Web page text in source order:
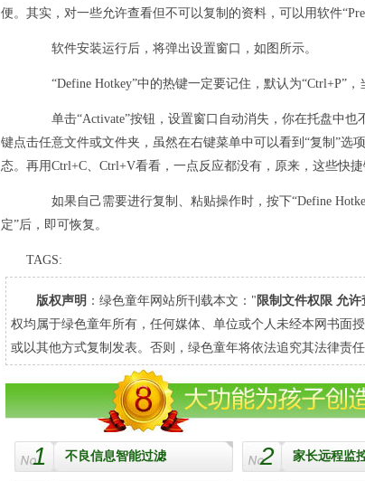
便。其实，对一些允许查看但不可以复制的资料，可以用软件
软件安装运行后，将弹出设置窗口，如图所示。
“Define Hotkey”中的热键一定要记住，默认为“Ctrl+P”，
单击“Activate”按钮，设置窗口自动消失，你在托盘中也
键点击任意文件或文件夹，虽然在右键菜单中可以看到“复制”选
态。再用Ctrl+C、Ctrl+V看看，一点反应都没有，原来，这些快捷
如果自己需要进行复制、粘贴操作时，按下“Define
定”后，即可恢复。
TAGS:
版权声明 ：绿色童年网站所刊载本文：" 限制文件权限 允许
权均属于绿色童年所有，任何媒体、单位或个人未经本网书面
或以其他方式复制发表。否则，绿色童年将依法追究其法律责任
1 不良信息智能过滤 2 家长远程监